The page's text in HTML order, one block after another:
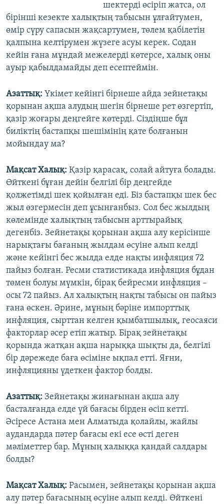
шектерді өсіріп жатса, ол
бірінші кезекте халықтың табысын ұлғайтумен,
өмір сүру сапасын жақсартумен, төлем қабілетін
қалпына келтірумен жүзеге асуы керек. Содан
кейін ғана мұндай межелерді көтерсе, халық оны
ауыр қабылдамайды деп есептеймін.
Азаттық: Үкімет кейінгі бірнеше айда зейнетақы
қорынан ақша алудың шегін бірнеше рет өзгертіп,
қазір жоғары деңгейге көтерді. Сіздіңше бұл
биліктің бастапқы шешімінің қате болғанын
мойындау ма?
Мақсат Халық: Қазір қарасақ, солай айтуға болады.
Өйткені бұған дейін белгілі бір деңгейде
қолжетімді шек қойылған еді. Біз бастапқы шек бес
жыл өзгермесін деп ұсынғанбыз. Сол бес жылдың
көлемінде халықтың табысын арттырайық
дегенбіз. Зейнетақы қорынан ақша алу керісінше
нарықтағы бағаның жылдам өсуіне алып келді
және кейінгі бес жылда елде нақты инфляция 72
пайыз болған. Ресми статистикада инфляция бұдан
төмен болуы мүмкін, бірақ бейресми инфляция –
осы 72 пайыз. Ал халықтың нақты табысы он пайыз
ғана өскен. Әрине, мұның бәріне импорттық
инфляция, сырттан келген қымбатшылық, геосаяси
факторлар әсер етіп жатыр. Бірақ зейнетақы
қорында жатқан ақша нарыққа шықты да, белгілі
бір дәрежеде баға өсіміне ықпал етті. Яғни,
инфляцияны үдеткен фактор болды.
Азаттық: Зейнетақы жинағынан ақша алу
басталғанда елде үй бағасы бірден өсіп кетті.
Әсіресе Астана мен Алматыда қолайлы, жайлы
аудандарда пәтер бағасы екі есе өсті деген
мәліметтер бар. Мұның халыққа қандай салдары
болды?
Мақсат Халық: Расымен, зейнетақы қорынан ақша
алу пәтер бағасының өсуіне алып келді. Өйткені